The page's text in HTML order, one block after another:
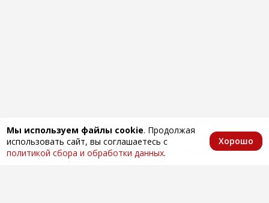
Мы используем файлы cookie. Продолжая
использовать сайт, вы соглашаетесь с
политикой сбора и обработки данных.
Хорошо
Главная КаталогИзбранноеКорзина Аккаунт